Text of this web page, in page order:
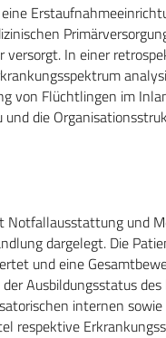
In einer
von Flüchtlingen im
die
Notfallausstattung und
dargelegt. Die
und eine
Ausbildungsstatus
internen
respektive